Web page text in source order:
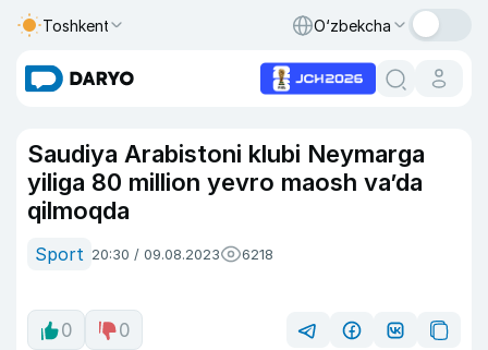
Toshkent O‘zbekcha
Saudiya Arabistoni klubi Neymarga
yiliga 80 million yevro maosh va’da
qilmoqda
Sport 20:30 / 09.08.2023 6218
0 0